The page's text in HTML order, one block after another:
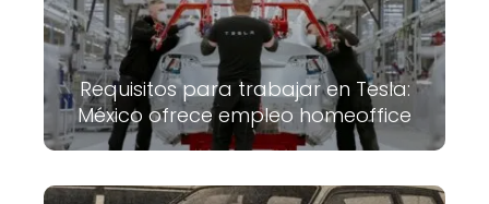
Requisitos para trabajar en Tesla:
México ofrece empleo homeoffice